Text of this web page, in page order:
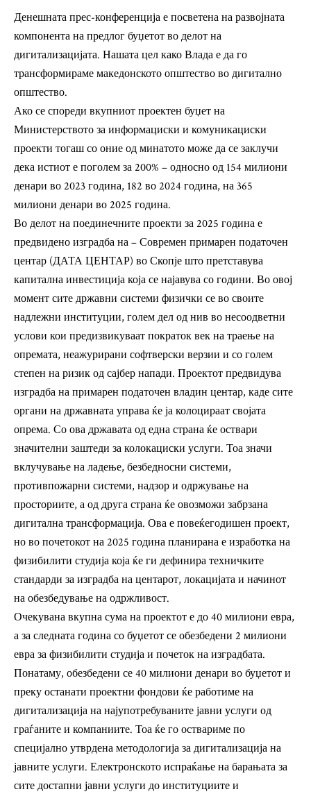
Денешната прес-конференција е посветена на развојната
компонента на предлог буџетот во делот на
дигитализацијата. Нашата цел како Влада е да го
трансформираме македонското општество во дигитално
општество.
Ако се спореди вкупниот проектен буџет на
Министерството за информациски и комуникациски
проекти тогаш со оние од минатото може да се заклучи
дека истиот е поголем за 200% – односно од 154 милиони
денари во 2023 година, 182 во 2024 година, на 365
милиони денари во 2025 година.
Во делот на поединечните проекти за 2025 година е
предвидено изградба на – Современ примарен податочен
центар (ДАТА ЦЕНТАР) во Скопје што претставува
капитална инвестиција која се најавува со години. Во овој
момент сите државни системи физички се во своите
надлежни институции, голем дел од нив во несоодветни
услови кои предизвикуваат пократок век на траење на
опремата, неажурирани софтверски верзии и со голем
степен на ризик од сајбер напади. Проектот предвидува
изградба на примарен податочен владин центар, каде сите
органи на државната управа ќе ја колоцираат својата
опрема. Со ова државата од една страна ќе оствари
значителни заштеди за колокациски услуги. Тоа значи
вклучување на ладење, безбедносни системи,
противпожарни системи, надзор и одржување на
просториите, а од друга страна ќе овозможи забрзана
дигитална трансформација. Ова е повеќегодишен проект,
но во почетокот на 2025 година планирана е изработка на
физибилити студија која ќе ги дефинира техничките
стандарди за изградба на центарот, локацијата и начинот
на обезбедување на одржливост.
Очекувана вкупна сума на проектот е до 40 милиони евра,
а за следната година со буџетот се обезбедени 2 милиони
евра за физибилити студија и почеток на изградбата.
Понатаму, обезбедени се 40 милиони денари во буџетот и
преку останати проектни фондови ќе работиме на
дигитализација на најупотребуваните јавни услуги од
граѓаните и компаниите. Тоа ќе го оствариме по
специјално утврдена методологија за дигитализација на
јавните услуги. Електронското испраќање на барањата за
сите достапни јавни услуги до институциите и